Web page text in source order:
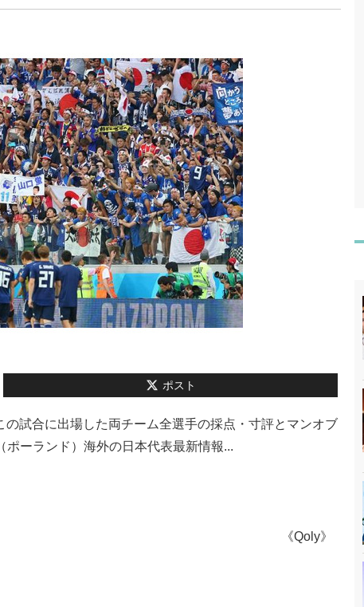
ポスト
試合に出場した両チーム全選手の採点・寸評とマンオブ
ーランド）海外の日本代表最新情報...
《Qoly》